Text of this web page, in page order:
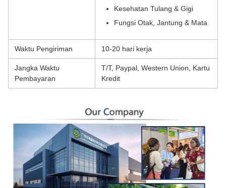
Kesehatan Tulang & Gigi
Fungsi Otak, Jantung & Mata
Waktu Pengiriman 10-20 hari kerja
Jangka Waktu
Pembayaran
T/T, Paypal, Western Union, Kartu
Kredit